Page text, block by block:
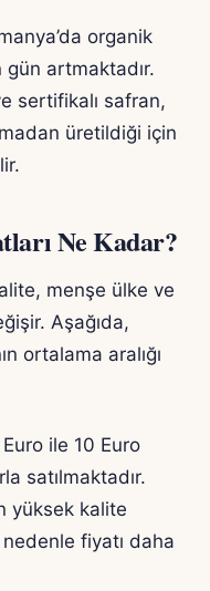
organik
artmaktadır.
sertifikalı safran,
üretildiği için
Ne Kadar?
menşe ülke ve
Aşağıda,
ortalama aralığı
Euro ile 10 Euro
satılmaktadır.
yüksek kalite
fiyatı daha